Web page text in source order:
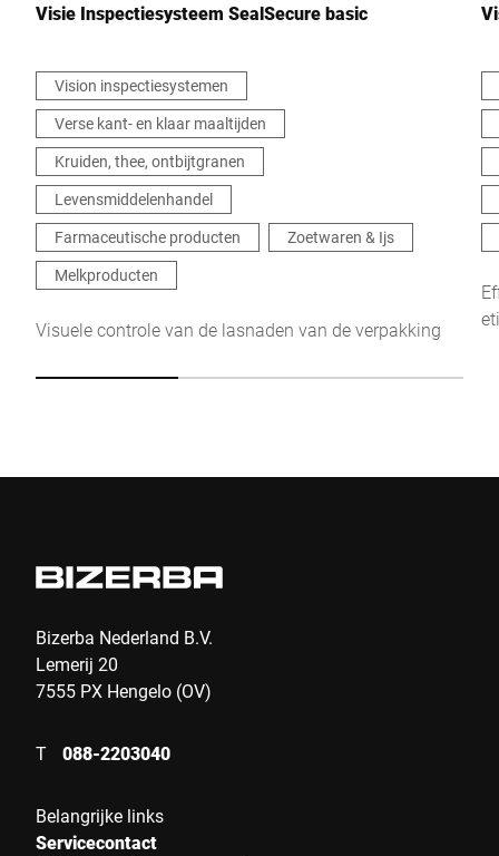
Visie Inspectiesysteem SealSecure basic
Vision inspectiesystemen
Verse kant- en klaar maaltijden
Kruiden, thee, ontbijtgranen
Levensmiddelenhandel
Farmaceutische producten
Zoetwaren & Ijs
Melkproducten
Visuele controle van de lasnaden van de verpakking
Bizerba Nederland B.V.
Lemerij 20
7555 PX Hengelo (OV)
T 088-2203040
Belangrijke links
Servicecontact